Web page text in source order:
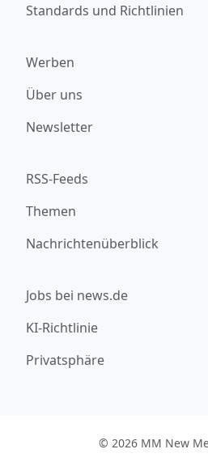
Standards und Richtlinien
Werben
Über uns
Newsletter
RSS-Feeds
Themen
Nachrichtenüberblick
Jobs bei news.de
KI-Richtlinie
Privatsphäre
© 2026 MM New